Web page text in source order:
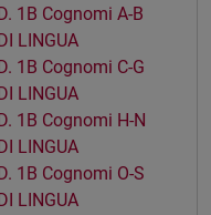
1B Cognomi A-B
LINGUA
1B Cognomi C-G
LINGUA
1B Cognomi H-N
LINGUA
1B Cognomi O-S
LINGUA